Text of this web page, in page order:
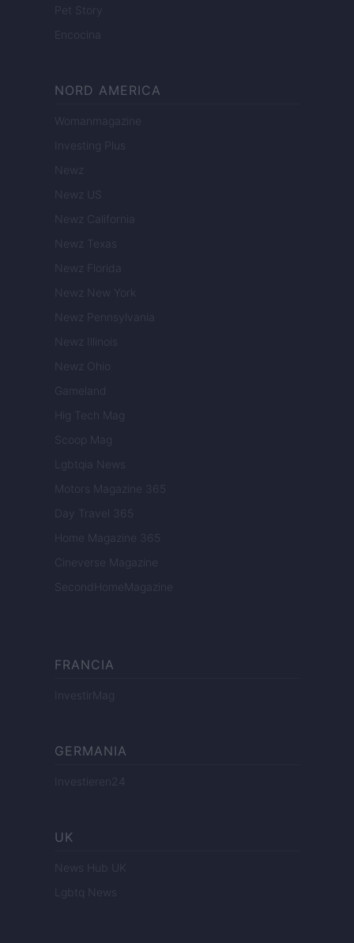
Pet Story
Encocina
NORD AMERICA
Womanmagazine
Investing Plus
Newz
Newz US
Newz California
Newz Texas
Newz Florida
Newz New York
Newz Pennsylvania
Newz Illinois
Newz Ohio
Gameland
Hig Tech Mag
Scoop Mag
Lgbtqia News
Motors Magazine 365
Day Travel 365
Home Magazine 365
Cineverse Magazine
SecondHomeMagazine
FRANCIA
InvestirMag
GERMANIA
Investieren24
UK
News Hub UK
Lgbtq News